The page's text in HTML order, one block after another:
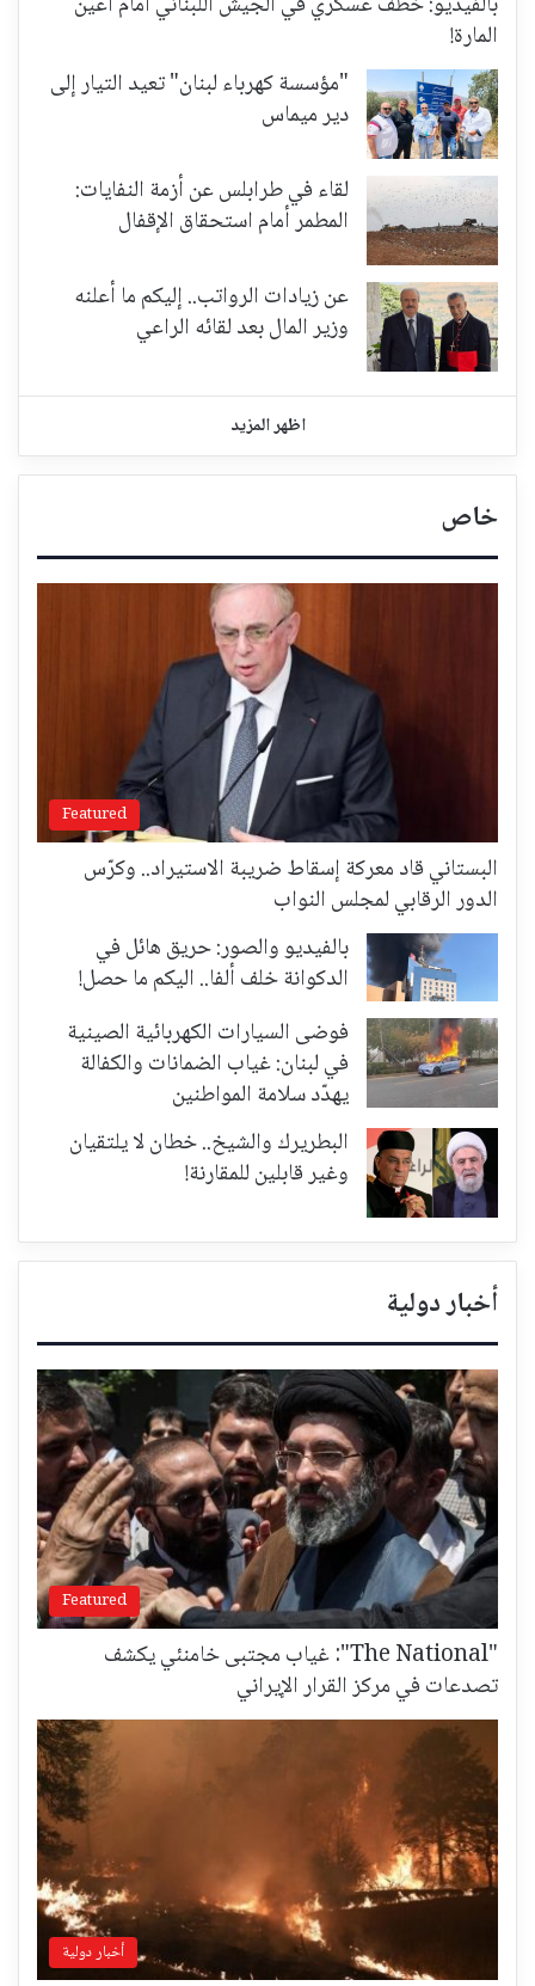
المارة!
"مؤسسة كهرباء لبنان" تعيد التيار إلى
دير ميماس
لقاء في طرابلس عن أزمة النفايات:
المطمر أمام استحقاق الإقفال
عن زيادات الرواتب.. إليكم ما أعلنه
وزير المال بعد لقائه الراعي
اظهر المزيد
خاص
Featured
البستاني قاد معركة إسقاط ضريبة الاستيراد.. وكرّس
الدور الرقابي لمجلس النواب
بالفيديو والصور: حريق هائل في
الدكوانة خلف ألفا.. اليكم ما حصل!
فوضى السيارات الكهربائية الصينية
في لبنان: غياب الضمانات والكفالة
يهدّد سلامة المواطنين
البطريرك والشيخ.. خطان لا يلتقيان
وغير قابلين للمقارنة!
أخبار دولية
Featured
"The National": غياب مجتبى خامنئي يكشف
تصدعات في مركز القرار الإيراني
أخبار دولية